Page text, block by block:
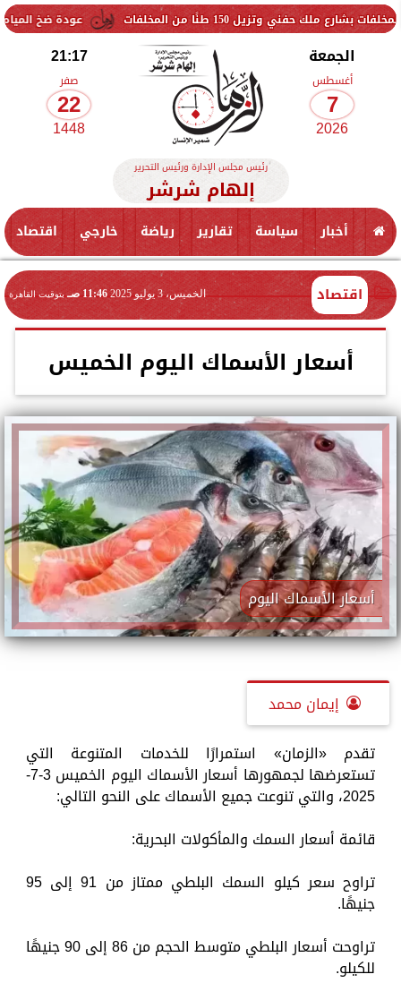
عودة ضخ المياه تدريجيًا 150 طنًا من المخلفات
الجمعة
أغسطس
7
2026
21:17
صفر
22
1448
رئيس مجلس الإدارة ورئيس التحرير
إلهام شرشر
أخبار سياسة تقارير رياضة خارجي اقتصاد
اقتصاد الخميس، 3 يوليو 2025 11:46 صـ بتوقيت القاهرة
أسعار الأسماك اليوم الخميس
أسعار الأسماك اليوم
إيمان محمد
تقدم «الزمان» استمرارًا للخدمات المتنوعة التي
تستعرضها لجمهورها أسعار الأسماك اليوم الخميس 3-7-
2025، والتي تنوعت جميع الأسماك على النحو التالي:
قائمة أسعار السمك والمأكولات البحرية:
تراوح سعر كيلو السمك البلطي ممتاز من 91 إلى 95
جنيهًا.
تراوحت أسعار البلطي متوسط الحجم من 86 إلى 90 جنيهًا
للكيلو.